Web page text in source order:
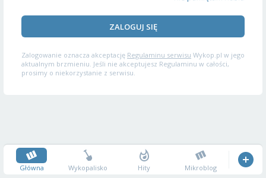
ZALOGUJ SIĘ
Zalogowanie oznacza akceptację Regulaminu serwisu Wykop.pl w jego
aktualnym brzmieniu. Jeśli nie akceptujesz Regulaminu w całości,
prosimy o niekorzystanie z serwisu.
Główna Wykopalisko Hity Mikroblog